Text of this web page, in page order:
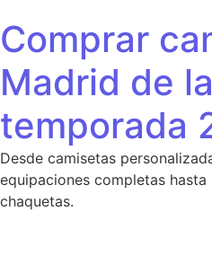
Comprar
Madrid de
temporada
Desde camisetas
equipaciones completas
chaquetas.